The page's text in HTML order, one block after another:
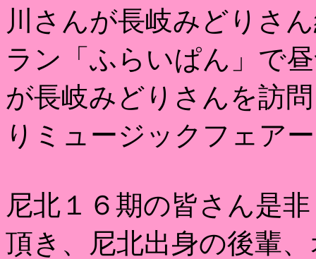
川さんが長岐みどりさ
ラン「ふらいぱん」で
が長岐みどりさんを訪
りミュージックフェア
尼北１６期の皆さん是
頂き、尼北出身の後輩